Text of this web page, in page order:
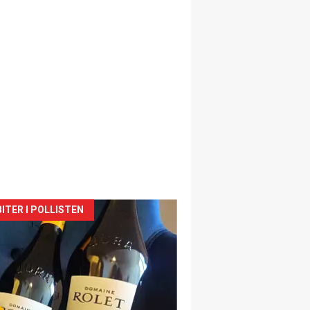
I POLLISTEN